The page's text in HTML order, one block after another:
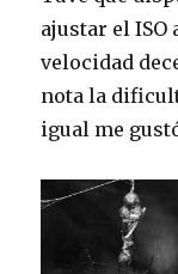
ajustar el ISO
velocidad
nota la
igual me